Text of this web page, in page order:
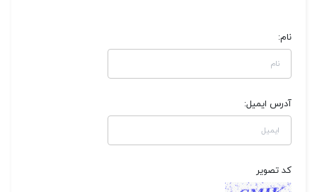
نام:
آدرس ایمیل:
کد تصویر